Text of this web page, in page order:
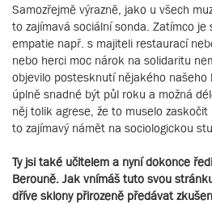
Samozřejmě výrazně, jako u všech
to zajímavá sociální sonda. Zatímco je
empatie např. s majiteli restaurací
nebo herci moc nárok na solidaritu
objevilo postesknutí nějakého našeho
úplně snadné být půl roku a možná
něj tolik agrese, že to muselo
to zajímavý námět na sociologickou
Ty jsi také učitelem a nyní dokonce
Berouně. Jak vnímáš tuto svou
dříve sklony přirozeně předávat